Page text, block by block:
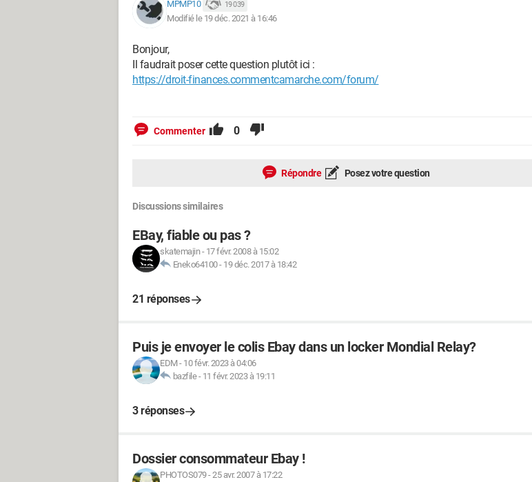
MPMP10 19 039
Modifié le 19 déc. 2021 à 16:46
Bonjour,
Il faudrait poser cette question plutôt ici :
https://droit-finances.commentcamarche.com/forum/
Commenter 0
Répondre Posez votre question
Discussions similaires
EBay, fiable ou pas ?
skatemajin- 17 févr. 2008 à 15:02
Eneko64100- 19 déc. 2017 à 18:42
21 réponses
Puis je envoyer le colis Ebay dans un locker Mondial Relay?
EDM- 10 févr. 2023 à 04:06
bazfile- 11 févr. 2023 à 19:11
3 réponses
Dossier consommateur Ebay !
PHOTOS079-25 avr. 2007 à 17:22